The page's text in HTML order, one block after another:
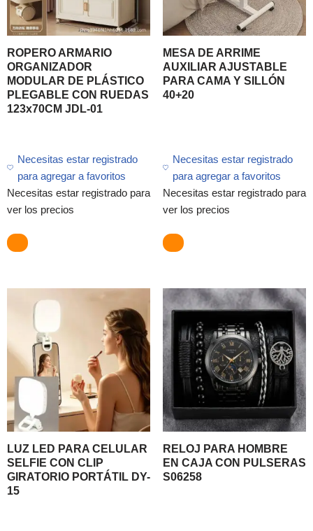
ROPERO ARMARIO
ORGANIZADOR
MODULAR DE PLÁSTICO
PLEGABLE CON RUEDAS
123x70CM JDL-01
Necesitas estar registrado
para agregar a favoritos
Necesitas estar registrado para
ver los precios
MESA DE ARRIME
AUXILIAR AJUSTABLE
PARA CAMA Y SILLÓN
40+20
Necesitas estar registrado
para agregar a favoritos
Necesitas estar registrado para
ver los precios
LUZ LED PARA CELULAR
SELFIE CON CLIP
GIRATORIO PORTÁTIL DY-
15
RELOJ PARA HOMBRE
EN CAJA CON PULSERAS
S06258